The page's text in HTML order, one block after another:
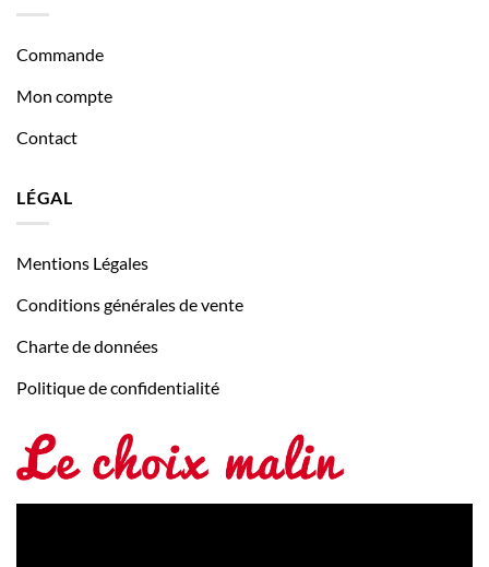
Commande
Mon compte
Contact
LÉGAL
Mentions Légales
Conditions générales de vente
Charte de données
Politique de confidentialité